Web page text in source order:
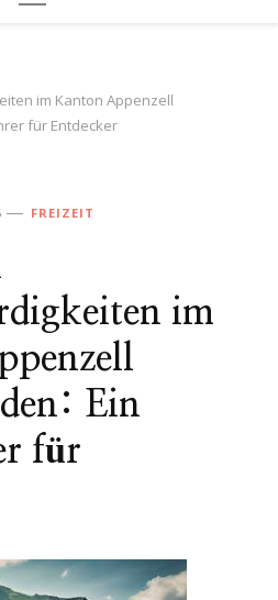
im Kanton Appenzell
für Entdecker
FREIZEIT
im
Ein
für